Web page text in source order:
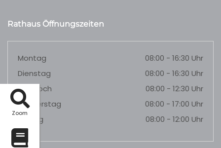
Zoom
Rathaus Öffnungszeiten
Montag
08:00 - 16:30 Uhr
Dienstag
08:00 - 16:30 Uhr
Mittwoch
08:00 - 12:30 Uhr
Donnerstag
08:00 - 17:00 Uhr
Freitag
08:00 - 12:00 Uhr